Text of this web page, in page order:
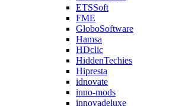
ETSSoft
FME
GloboSoftware
Hamsa
HDclic
HiddenTechies
Hipresta
idnovate
inno-mods
innovadeluxe